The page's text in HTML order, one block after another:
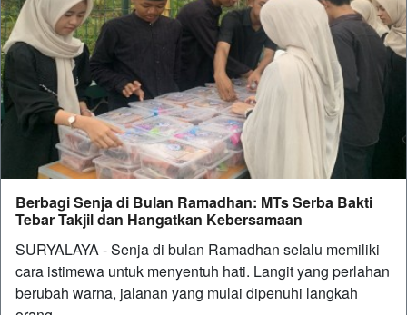
Berbagi Senja di Bulan Ramadhan: MTs Serba Bakti
Tebar Takjil dan Hangatkan Kebersamaan
SURYALAYA - Senja di bulan Ramadhan selalu memiliki
cara istimewa untuk menyentuh hati. Langit yang perlahan
berubah warna, jalanan yang mulai dipenuhi langkah